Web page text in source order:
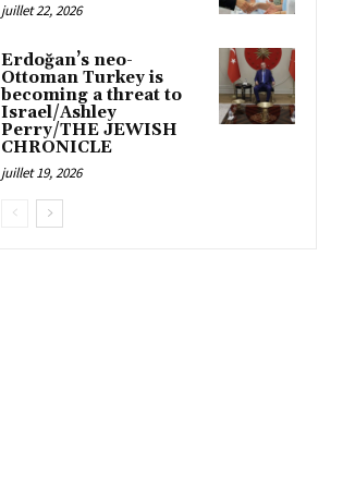
juillet 22, 2026
Erdoğan’s neo-
Ottoman Turkey is
becoming a threat to
Israel/Ashley
Perry/THE JEWISH
CHRONICLE
juillet 19, 2026